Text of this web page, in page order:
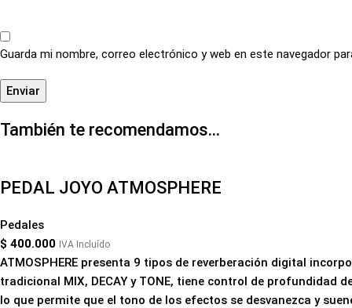
Guarda mi nombre, correo electrónico y web en este navegador
También te recomendamos…
PEDAL JOYO ATMOSPHERE
Pedales
$ 400.000 IVA Incluído
ATMOSPHERE presenta 9 tipos de reverberación digital
tradicional MIX, DECAY y TONE, tiene control de
lo que permite que el tono de los efectos se desvanezca y